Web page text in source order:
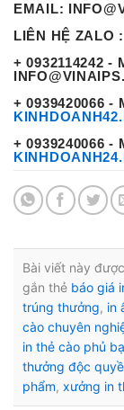
EMAIL:
LIÊN HỆ ZALO :
+ 0932114242 -
+ 0939420066 -
+ 0939240066 -
Bài viết này
gắn thẻ báo giá
trúng thưởng, in
cào chuyên
in thẻ cào phủ
thưởng độc
phẩm, xưởng in